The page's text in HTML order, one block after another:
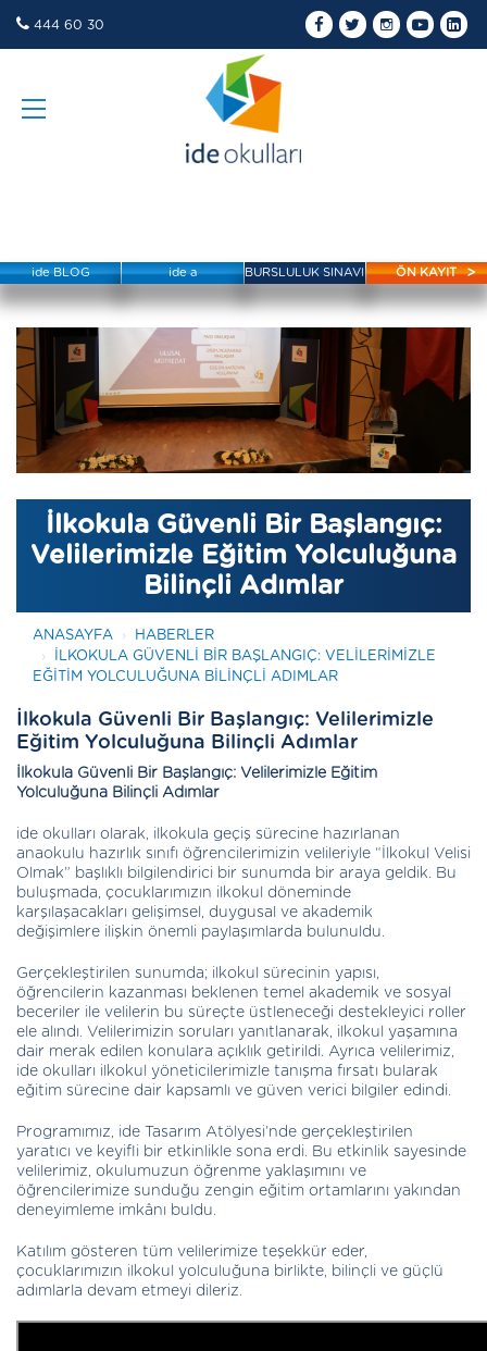
444 60 30
ide BLOG ide a BURSLULUK SINAVI ÖN KAYIT
İlkokula Güvenli Bir Başlangıç:
Velilerimizle Eğitim Yolculuğuna
Bilinçli Adımlar
ANASAYFA
HABERLER
İLKOKULA GÜVENLI BIR BAŞLANGIÇ: VELILERIMIZLE
EĞITIM YOLCULUĞUNA BILINÇLI ADIMLAR
İlkokula Güvenli Bir Başlangıç: Velilerimizle
Eğitim Yolculuğuna Bilinçli Adımlar
İlkokula Güvenli Bir Başlangıç: Velilerimizle Eğitim
Yolculuğuna Bilinçli Adımlar
ide okulları olarak, ilkokula geçiş sürecine hazırlanan
anaokulu hazırlık sınıfı öğrencilerimizin velileriyle “İlkokul Velisi
Olmak” başlıklı bilgilendirici bir sunumda bir araya geldik. Bu
buluşmada, çocuklarımızın ilkokul döneminde
karşılaşacakları gelişimsel, duygusal ve akademik
değişimlere ilişkin önemli paylaşımlarda bulunuldu.
Gerçekleştirilen sunumda; ilkokul sürecinin yapısı,
öğrencilerin kazanması beklenen temel akademik ve sosyal
beceriler ile velilerin bu süreçte üstleneceği destekleyici roller
ele alındı. Velilerimizin soruları yanıtlanarak, ilkokul yaşamına
dair merak edilen konulara açıklık getirildi. Ayrıca velilerimiz,
ide okulları ilkokul yöneticilerimizle tanışma fırsatı bularak
eğitim sürecine dair kapsamlı ve güven verici bilgiler edindi.
Programımız, ide Tasarım Atölyesi’nde gerçekleştirilen
yaratıcı ve keyifli bir etkinlikle sona erdi. Bu etkinlik sayesinde
velilerimiz, okulumuzun öğrenme yaklaşımını ve
öğrencilerimize sunduğu zengin eğitim ortamlarını yakından
deneyimleme imkânı buldu.
Katılım gösteren tüm velilerimize teşekkür eder,
çocuklarımızın ilkokul yolculuğuna birlikte, bilinçli ve güçlü
adımlarla devam etmeyi dileriz.